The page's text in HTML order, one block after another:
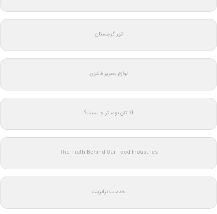
تور گرجستان
لوازم تحریر فانتزی
اکـتان بوسـتر چـیست؟
The Truth Behind Our Food Industries
خدمات ترانزیت